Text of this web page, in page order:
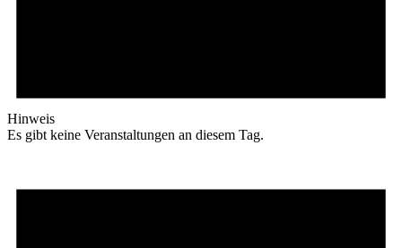
Hinweis
Es gibt keine Veranstaltungen an diesem Tag.